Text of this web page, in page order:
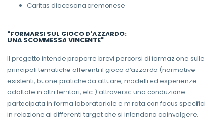
Caritas diocesana cremonese
"FORMARSI SUL GIOCO D'AZZARDO:
UNA SCOMMESSA VINCENTE"
Il progetto intende proporre brevi percorsi di formazione sulle
principali tematiche afferenti il gioco d’azzardo (normative
esistenti, buone pratiche da attuare, modelli ed esperienze
adottate in altri territori, etc.) attraverso una conduzione
partecipata in forma laboratoriale e mirata con focus specifici
in relazione ai differenti target che si intendono coinvolgere.